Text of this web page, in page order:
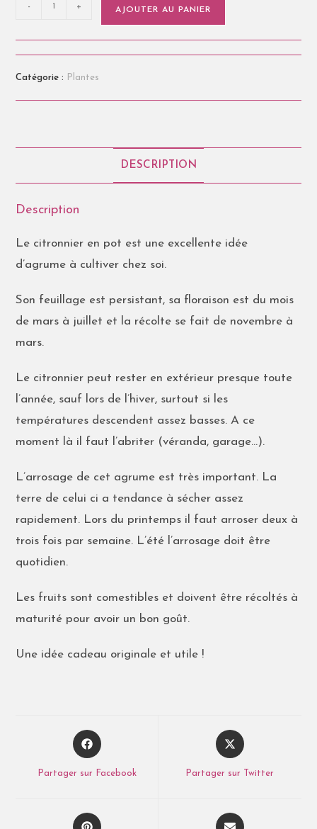
- + AJOUTER AU PANIER
Catégorie : Plantes
DESCRIPTION
Description
Le citronnier en pot est une excellente idée
d’agrume à cultiver chez soi.
Son feuillage est persistant, sa floraison est du mois
de mars à juillet et la récolte se fait de novembre à
mars.
Le citronnier peut rester en extérieur presque toute
l’année, sauf lors de l’hiver, surtout si les
températures descendent assez basses. A ce
moment là il faut l’abriter (véranda, garage…).
L’arrosage de cet agrume est très important. La
terre de celui ci a tendance à sécher assez
rapidement. Lors du printemps il faut arroser deux à
trois fois par semaine. L’été l’arrosage doit être
quotidien.
Les fruits sont comestibles et doivent être récoltés à
maturité pour avoir un bon goût.
Une idée cadeau originale et utile !
Partager sur Facebook Partager sur Twitter